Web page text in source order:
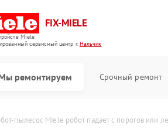
FIX-MIELE
Miele
cервисный центр г.Нальчик
ремонтируем Срочный ремонт
пылесос Miele робот падает с порогов или